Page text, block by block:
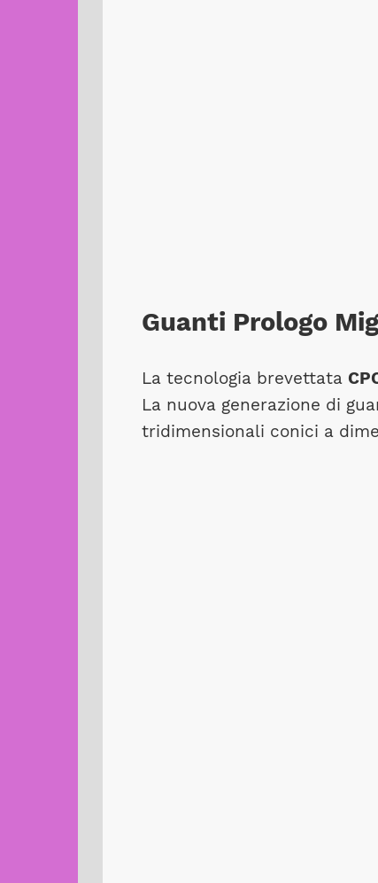
Guanti Prologo
La tecnologia brevettata
La nuova generazione di
tridimensionali conici a